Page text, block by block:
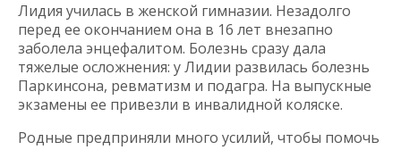
Лидия училась в женской гимназии. Незадолго
перед ее окончанием она в 16 лет внезапно
заболела энцефалитом. Болезнь сразу дала
тяжелые осложнения: у Лидии развилась болезнь
Паркинсона, ревматизм и подагра. На выпускные
экзамены ее привезли в инвалидной коляске.
Родные предприняли много усилий, чтобы помочь